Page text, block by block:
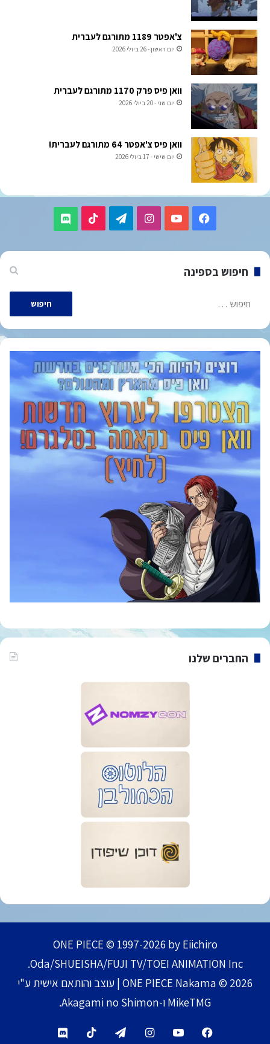
צ'אפטר 1189 מתורגם לעברית
יום ראשון - 26 ביולי 2026
וואן פיס פרק 1170 מתורגם לעברית
יום שני - 20 ביולי 2026
וואן פיס צ'אפטר 64 מתורגם לעברית!
יום שישי - 17 ביולי 2026
Facebook
YouTube
Instagram
Telegram
TikTok
Discord
חיפוש בספינה
חיפוש:
החברים שלנו
ONE PIECE © 1997-2026 by Eiichiro
Oda/SHUEISHA/FUJI TV/TOEI ANIMATION Inc.
ONE PIECE Nakama © 2026 | עוצב והותאם אישית ע"י
MikeTMG ו-Akagami no Shimon.
Facebook
YouTube
Instagram
Telegram
TikTok
Discord